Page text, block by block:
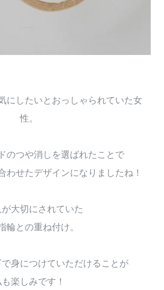
にしたいとおっしゃられていた女
性。
のつや消しを選ばれたことで
わせたデザインになりましたね！
大切にされていた
輪との重ね付け。
身につけていただけることが
楽しみです！